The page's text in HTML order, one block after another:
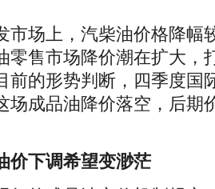
场上，汽柴油价格降幅
零售市场降价潮在扩大，
前的形势判断，四季度国
场成品油降价落空，后期
价下调希望变渺茫